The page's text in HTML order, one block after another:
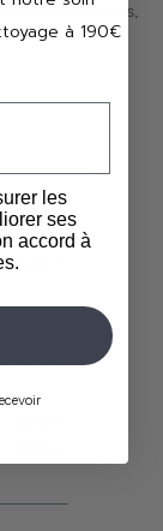
des cicatrices,
200€
540
à 190€
les
ses
accord à